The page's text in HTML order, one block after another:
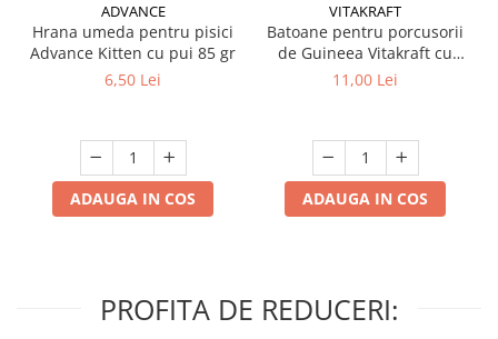
ADVANCE
Hrana umeda pentru pisici
Advance Kitten cu pui 85 gr
6,50 Lei
ADAUGA IN COS
VITAKRAFT
Batoane pentru porcusorii
de Guineea Vitakraft cu
struguri & nuci 2 buc
11,00 Lei
ADAUGA IN COS
PROFITA DE REDUCERI: